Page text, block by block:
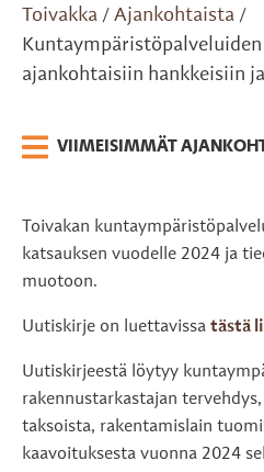
Toivakka / Ajankohtaista /
ajankohtaisiin hankkeisiin
VIIMEISIMMÄT
Toivakan
katsauksen vuodelle 2024 ja
muotoon.
Uutiskirje on luettavissa tästä
Uutiskirjeestä löytyy
rakennustarkastajan
taksoista, rakentamislain
kaavoituksesta vuonna 2024